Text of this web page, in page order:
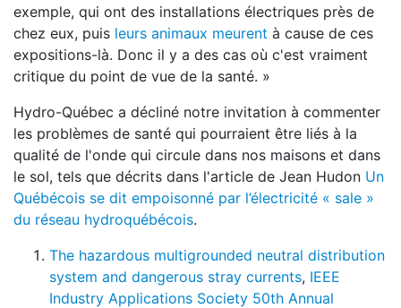
exemple, qui ont des installations électriques près de
chez eux, puis leurs animaux meurent à cause de ces
expositions-là. Donc il y a des cas où c'est vraiment
critique du point de vue de la santé. »
Hydro-Québec a décliné notre invitation à commenter
les problèmes de santé qui pourraient être liés à la
qualité de l'onde qui circule dans nos maisons et dans
le sol, tels que décrits dans l'article de Jean Hudon Un
Québécois se dit empoisonné par l’électricité « sale »
du réseau hydroquébécois.
The hazardous multigrounded neutral distribution
system and dangerous stray currents, IEEE
Industry Applications Society 50th Annual